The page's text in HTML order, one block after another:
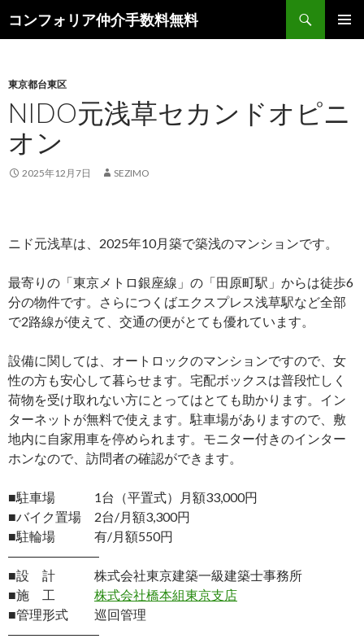
コンフォリア仲介手数料無料
索
ン
ツ
へ
ス
キ
ッ
東京都台東区
NIDO元浅草セカンドオピニ
オン
2025年12月7日 SEZIMO
ニド元浅草は、2025年10月築で築浅のマンションです。
最寄りの「東京メトロ銀座線」の「田原町駅」からは徒歩6
分の物件です。さらにつくばエクスプレス浅草駅など全部
で2路線が使えて、交通の便がとても優れています。
設備に関しては、オートロックのマンションですので、女
性の方も安心して暮らせます。宅配ボックスは普段忙しく
荷物を受け取れない方にとってはとても助かります。イン
ターネットが無料で使えます。駐車場がありますので、敷
地内に自家用車を停められます。モニター付きのインター
ホンなので、訪問者の確認ができます。
■駐車場 1台（平置式）月額33,000円
■バイク置場 2台/月額3,300円
■駐輪場 有/月額550円
―――――――
■設 計 株式会社東京建築一級建築士事務所
■施 工 株式会社橋本組東京支店
■管理形式 巡回管理
―――――――